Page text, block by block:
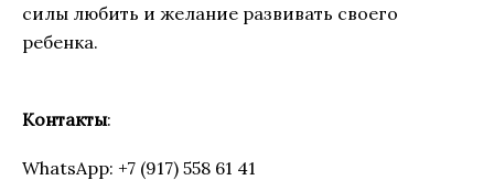
силы любить и желание развивать своего
ребенка.
Контакты:
WhatsApp: +7 (917) 558 61 41